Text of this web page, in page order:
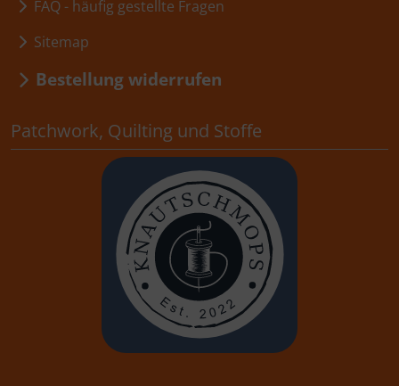
FAQ - häufig gestellte Fragen
Sitemap
Bestellung widerrufen
Patchwork, Quilting und Stoffe